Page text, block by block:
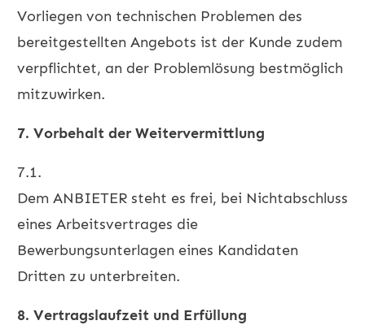
Vorliegen von technischen Problemen des
bereitgestellten Angebots ist der Kunde zudem
verpflichtet, an der Problemlösung bestmöglich
mitzuwirken.
7. Vorbehalt der Weitervermittlung
7.1.
Dem ANBIETER steht es frei, bei Nichtabschluss
eines Arbeitsvertrages die
Bewerbungsunterlagen eines Kandidaten
Dritten zu unterbreiten.
8. Vertragslaufzeit und Erfüllung